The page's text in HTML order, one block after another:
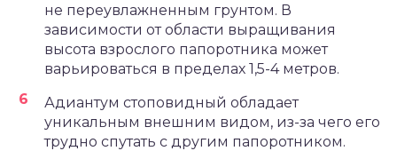
не переувлажненным грунтом. В
зависимости от области выращивания
высота взрослого папоротника может
варьироваться в пределах 1,5-4 метров.
Адиантум стоповидный обладает
уникальным внешним видом, из-за чего его
трудно спутать с другим папоротником.